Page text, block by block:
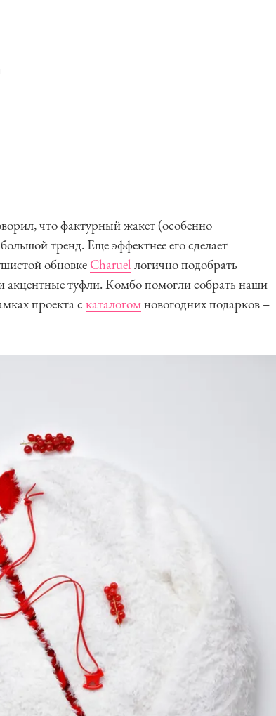
что фактурный жакет (особенно
тренд. Еще эффектнее его сделает
обновке Charuel логично подобрать
туфли. Комбо помогли собрать наши
проекта с каталогомновогодних подарков –